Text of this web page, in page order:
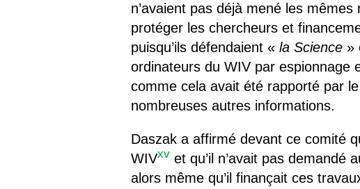
n’avaient pas déjà mené les
protéger les chercheurs et
puisqu’ils défendaient «la Science »
ordinateurs du WIV par espionnage
comme cela avait été rapporté par le
nombreuses autres informations.
Daszak a affirmé devant ce comité
WIVxv et qu’il n’avait pas demandé
alors même qu’il finançait ces